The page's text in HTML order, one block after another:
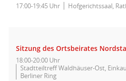
17:00-19:45 Uhr Hofgerichtssaal,
Sitzung des Ortsbeirates
18:00-20:00 Uhr
Stadtteiltreff Waldhäuser-Ost,
Berliner Ring